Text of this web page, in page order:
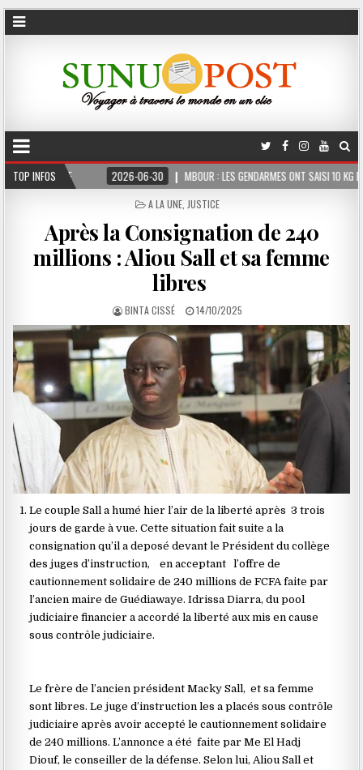
TOP INFOS2026-06-30 MBOUR : LES GENDARMES ONT SAISI 10 KG DE CHANVRE
POSTED
A LA UNE JUSTICE
Après la Consignation de 240
millions : Aliou Sall et sa femme
libres ‎
BINTA CISSÉ 14/10/2025
‎Le couple Sall a humé hier l’air de la liberté après 3 trois
jours de garde à vue. Cette situation fait suite a la
consignation qu’il a deposé devant le Président du collège
des juges d’instruction, en acceptant l’offre de
cautionnement solidaire de 240 millions de FCFA faite par
l’ancien maire de Guédiawaye. Idrissa Diarra, du pool
judiciaire financier a accordé la liberté aux mis en cause‎
sous contrôle judiciaire.
‎Le frère de l’ancien président Macky Sall, et sa femme
sont libres. Le juge d’instruction les a placés sous contrôle
judiciaire après avoir accepté le cautionnement solidaire
de 240 millions. L’annonce a été faite par Me El Hadj
Diouf, le conseiller de la défense. Selon lui, Aliou Sall et